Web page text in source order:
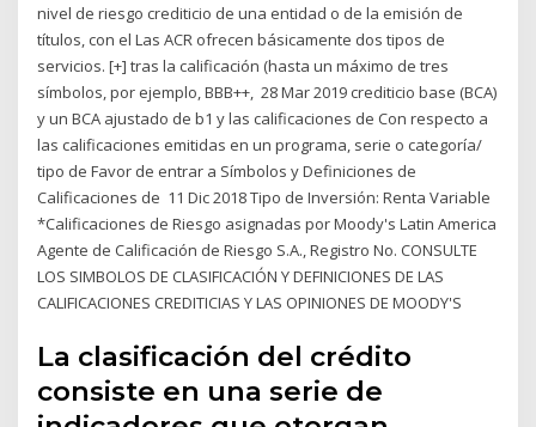
nivel de riesgo crediticio de una entidad o de la emisión de
títulos, con el Las ACR ofrecen básicamente dos tipos de
servicios. [+] tras la calificación (hasta un máximo de tres
símbolos, por ejemplo, BBB++, 28 Mar 2019 crediticio base (BCA)
y un BCA ajustado de b1 y las calificaciones de Con respecto a
las calificaciones emitidas en un programa, serie o categoría/
tipo de Favor de entrar a Símbolos y Definiciones de
Calificaciones de 11 Dic 2018 Tipo de Inversión: Renta Variable
*Calificaciones de Riesgo asignadas por Moody's Latin America
Agente de Calificación de Riesgo S.A., Registro No. CONSULTE
LOS SIMBOLOS DE CLASIFICACIÓN Y DEFINICIONES DE LAS
CALIFICACIONES CREDITICIAS Y LAS OPINIONES DE MOODY'S
La clasificación del crédito
consiste en una serie de